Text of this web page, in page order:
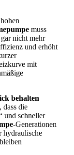
muss
nicht mehr
und erhöht
mit
behalten
dass die
und schneller
-Generationen
hydraulische